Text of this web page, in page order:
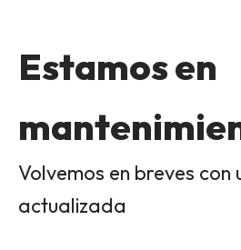
Estamos en
Volvemos en breves con
actualizada